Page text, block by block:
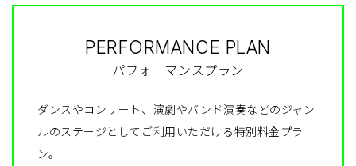
PERFORMANCE PLAN
パフォーマンスプラン
ダンスやコンサート、演劇やバンド演奏などのジャン
ルのステージとしてご利用いただける特別料金プラ
ン。